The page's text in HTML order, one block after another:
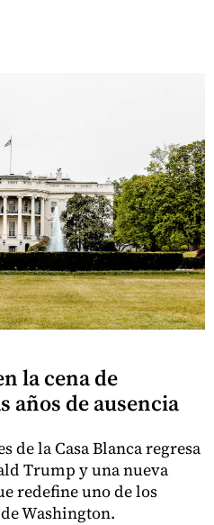
la cena de
años de ausencia
de la Casa Blanca regresa
Trump y una nueva
redefine uno de los
Washington.